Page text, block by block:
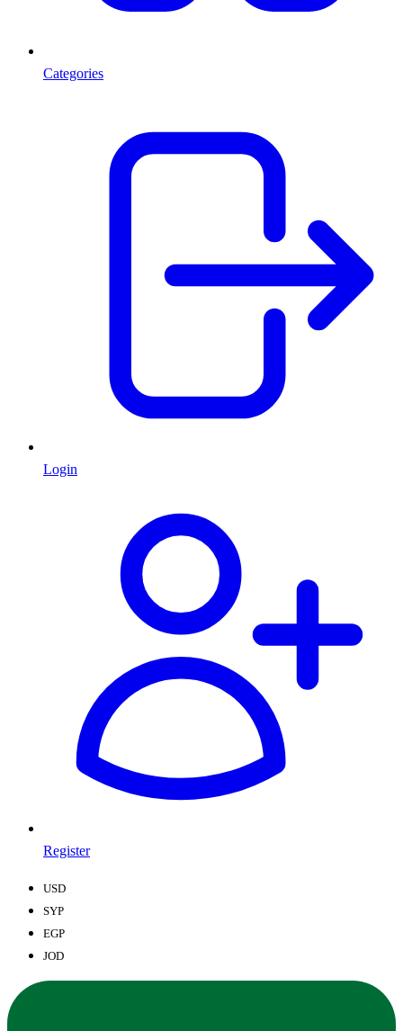
Categories
Login
Register
USD
SYP
EGP
JOD